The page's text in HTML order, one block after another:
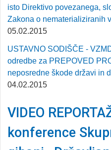
isto Direktivo povezanega,
Zakona o nematerializiranih
05.02.2015
USTAVNO SODIŠČE -
odredbe za PREPOVED
neposredne škode državi in
04.02.2015
VIDEO
konference